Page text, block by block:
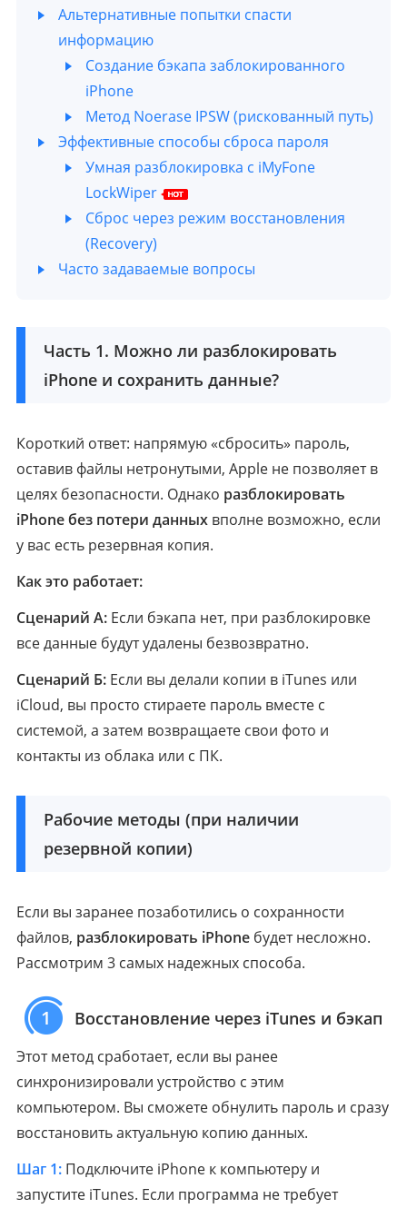
Альтернативные попытки спасти
информацию
Создание бэкапа заблокированного
iPhone
Метод Noerase IPSW (рискованный путь)
Эффективные способы сброса пароля
Умная разблокировка с iMyFone
LockWiper
Сброс через режим восстановления
(Recovery)
Часто задаваемые вопросы
Часть 1. Можно ли разблокировать
iPhone и сохранить данные?
Короткий ответ: напрямую «сбросить» пароль,
оставив файлы нетронутыми, Apple не позволяет в
целях безопасности. Однако разблокировать
iPhone без потери данных вполне возможно, если
у вас есть резервная копия.
Как это работает:
Сценарий А: Если бэкапа нет, при разблокировке
все данные будут удалены безвозвратно.
Сценарий Б: Если вы делали копии в iTunes или
iCloud, вы просто стираете пароль вместе с
системой, а затем возвращаете свои фото и
контакты из облака или с ПК.
Рабочие методы (при наличии
резервной копии)
Если вы заранее позаботились о сохранности
файлов, разблокировать iPhone будет несложно.
Рассмотрим 3 самых надежных способа.
1 Восстановление через iTunes и бэкап
Этот метод сработает, если вы ранее
синхронизировали устройство с этим
компьютером. Вы сможете обнулить пароль и сразу
восстановить актуальную копию данных.
Шаг 1: Подключите iPhone к компьютеру и
запустите iTunes. Если программа не требует